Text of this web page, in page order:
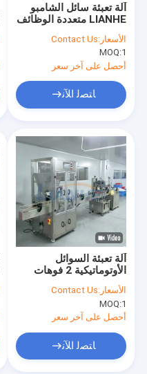
آلة تعبئة سائل الشامبو
LIANHE متعددة الوظائف
متينة
الأسعار:Contact Us
MOQ:1
أحصل على آخر سعر
ﺎﺘﺼﻟ ﺍﻶﻧ
آلة تعبئة السوائل
الأوتوماتيكية 2 فوهات
مانعة للتسرب
الأسعار:Contact Us
MOQ:1
أحصل على آخر سعر
ﺎﺘﺼﻟ ﺍﻶﻧ